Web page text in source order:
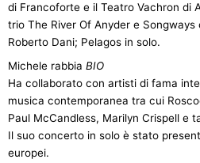
di Francoforte e il Teatro Vachron di
trio The River Of Anyder e
Roberto Dani; Pelagos in solo.
Michele rabbia BIO
Ha collaborato con artisti di fama
musica contemporanea tra cui
Paul McCandless, Marilyn Crispell e
Il suo concerto in solo è stato
europei.